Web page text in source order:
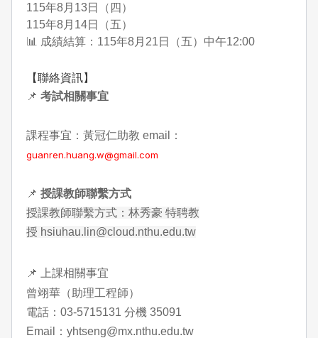
115年8月13日（四）
115年8月14日（五）
📊 成績結算：115年8月21日（五）中午12:00
【聯絡資訊】
📌 考試相關事宜
課程事宜：黃冠仁助教 email：
guanren.huang.w@gmail.com
📌 授課教師聯繫方式
授課教師聯繫方式：林秀豪 特聘教
授 hsiuhau.lin@cloud.nthu.edu.tw
📌
上課相關事宜
曾翊華（助理工程師）
電話：03-5715131 分機 35091
Email
：yhtseng@mx.nthu.edu.tw